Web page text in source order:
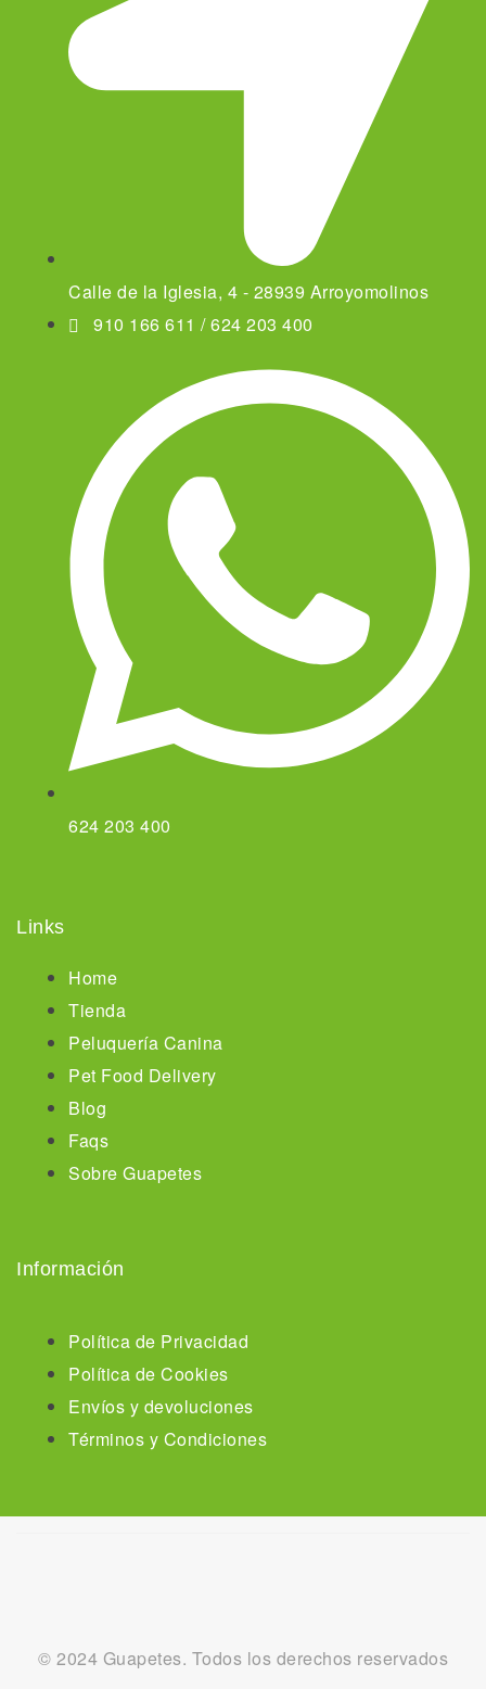
Calle de la Iglesia, 4 - 28939 Arroyomolinos
910 166 611 / 624 203 400
624 203 400
Links
Home
Tienda
Peluquería Canina
Pet Food Delivery
Blog
Faqs
Sobre Guapetes
Información
Política de Privacidad
Política de Cookies
Envíos y devoluciones
Términos y Condiciones
© 2024 Guapetes. Todos los derechos reservados